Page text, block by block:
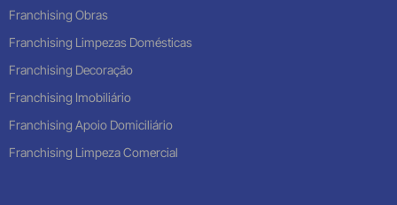
Franchising Obras
Franchising Limpezas Domésticas
Franchising Decoração
Franchising Imobiliário
Franchising Apoio Domiciliário
Franchising Limpeza Comercial